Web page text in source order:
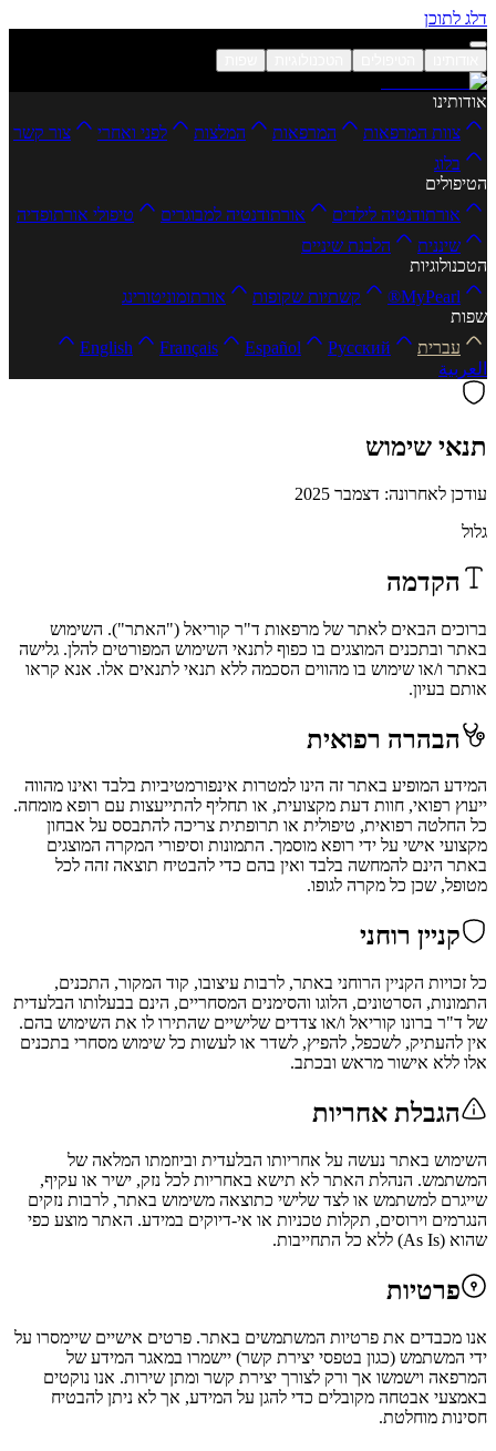
דלג לתוכן
אודותינו
צוות המרפאות
המרפאות המלצות לפני ואחרי
צור קשר
בלוג
הטיפולים
אורתודנטיה לילדים
אורתודנטיה למבוגרים
טיפולי אורתופדיה
שיננית
הלבנת שיניים
הטכנולוגיות
MyPearl®
קשתיות שקופות
אורתומוניטורינג
שפות
עברית
English Français Español
Русский
العربية
תנאי שימוש
עודכן לאחרונה: דצמבר 2025
גלול
הקדמה
ברוכים הבאים לאתר של מרפאות ד"ר קוריאל ("האתר"). השימוש
באתר ובתכנים המוצגים בו כפוף לתנאי השימוש המפורטים להלן. גלישה
באתר ו/או שימוש בו מהווים הסכמה ללא תנאי לתנאים אלו. אנא קראו
אותם בעיון.
הבהרה רפואית
המידע המופיע באתר זה הינו למטרות אינפורמטיביות בלבד ואינו מהווה
ייעוץ רפואי, חוות דעת מקצועית, או תחליף להתייעצות עם רופא מומחה.
כל החלטה רפואית, טיפולית או תרופתית צריכה להתבסס על אבחון
מקצועי אישי על ידי רופא מוסמך. התמונות וסיפורי המקרה המוצגים
באתר הינם להמחשה בלבד ואין בהם כדי להבטיח תוצאה זהה לכל
מטופל, שכן כל מקרה לגופו.
קניין רוחני
כל זכויות הקניין הרוחני באתר, לרבות עיצובו, קוד המקור, התכנים,
התמונות, הסרטונים, הלוגו והסימנים המסחריים, הינם בבעלותו הבלעדית
של ד"ר ברונו קוריאל ו/או צדדים שלישיים שהתירו לו את השימוש בהם.
אין להעתיק, לשכפל, להפיץ, לשדר או לעשות כל שימוש מסחרי בתכנים
אלו ללא אישור מראש ובכתב.
הגבלת אחריות
השימוש באתר נעשה על אחריותו הבלעדית וביוזמתו המלאה של
המשתמש. הנהלת האתר לא תישא באחריות לכל נזק, ישיר או עקיף,
שייגרם למשתמש או לצד שלישי כתוצאה משימוש באתר, לרבות נזקים
הנגרמים וירוסים, תקלות טכניות או אי-דיוקים במידע. האתר מוצע כפי
שהוא (As Is) ללא כל התחייבות.
פרטיות
אנו מכבדים את פרטיות המשתמשים באתר. פרטים אישיים שיימסרו על
ידי המשתמש (כגון בטפסי יצירת קשר) יישמרו במאגר המידע של
המרפאה וישמשו אך ורק לצורך יצירת קשר ומתן שירות. אנו נוקטים
באמצעי אבטחה מקובלים כדי להגן על המידע, אך לא ניתן להבטיח
חסינות מוחלטת.